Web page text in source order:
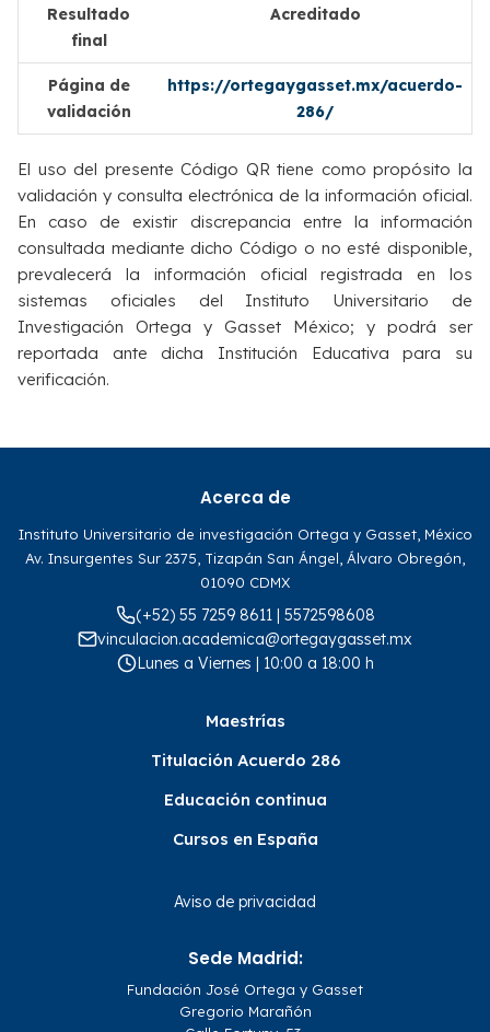
Resultado
final
Acreditado
Página de
validación
https://ortegaygasset.mx/acuerdo-
286/
El uso del presente Código QR tiene como propósito la
validación y consulta electrónica de la información oficial.
En caso de existir discrepancia entre la información
consultada mediante dicho Código o no esté disponible,
prevalecerá la información oficial registrada en los
sistemas oficiales del Instituto Universitario de
Investigación Ortega y Gasset México; y podrá ser
reportada ante dicha Institución Educativa para su
verificación.
Acerca de
Instituto Universitario de investigación Ortega y Gasset, México
Av. Insurgentes Sur 2375, Tizapán San Ángel, Álvaro Obregón,
01090 CDMX
(+52) 55 7259 8611 | 5572598608
vinculacion.academica@ortegaygasset.mx
Lunes a Viernes | 10:00 a 18:00 h
Maestrías
Titulación Acuerdo 286
Educación continua
Cursos en España
Aviso de privacidad
Sede Madrid:
Fundación José Ortega y Gasset
Gregorio Marañón